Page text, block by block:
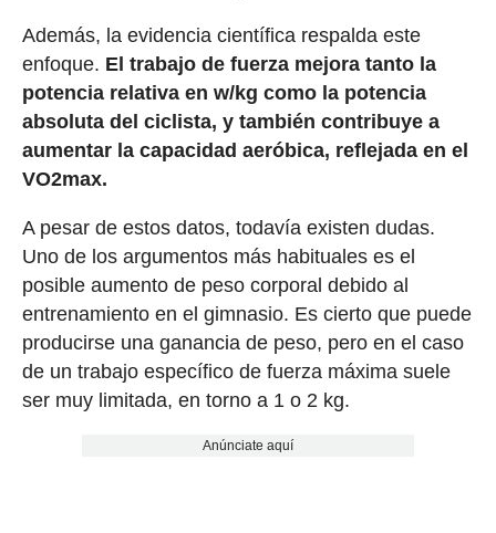
Además, la evidencia científica respalda este
enfoque. El trabajo de fuerza mejora tanto la
potencia relativa en w/kg como la potencia
absoluta del ciclista, y también contribuye a
aumentar la capacidad aeróbica, reflejada en el
VO2max.
A pesar de estos datos, todavía existen dudas.
Uno de los argumentos más habituales es el
posible aumento de peso corporal debido al
entrenamiento en el gimnasio. Es cierto que puede
producirse una ganancia de peso, pero en el caso
de un trabajo específico de fuerza máxima suele
ser muy limitada, en torno a 1 o 2 kg.
Anúnciate aquí